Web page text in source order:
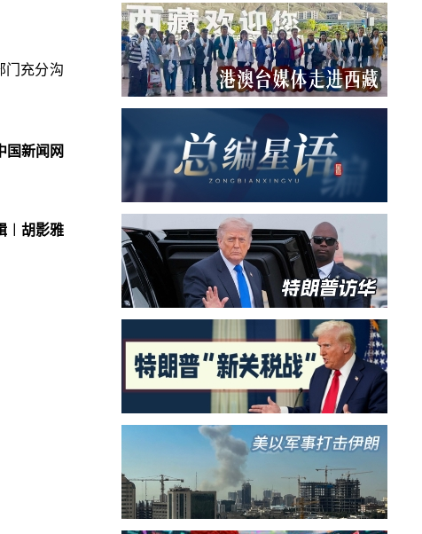
门充分沟
国新闻网
︱胡影雅